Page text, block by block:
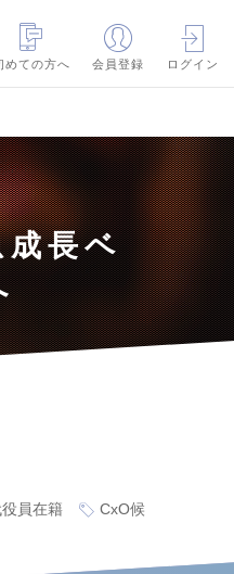
めての方へ
会員登録 ログイン
成長ベ
員在籍
CxO候